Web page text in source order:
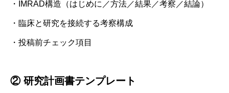
・IMRAD構造（はじめに／方法／結果／考察／結論）
・臨床と研究を接続する考察構成
・投稿前チェック項目
② 研究計画書テンプレート